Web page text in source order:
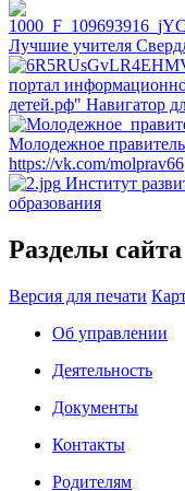
Лучшие учителя
портал
детей.рф" Навигатор
Молодежное
https://vk.com/molprav66
Институт
образования
Разделы сайта
Версия для печати
Об управлении
Деятельность
Документы
Контакты
Родителям